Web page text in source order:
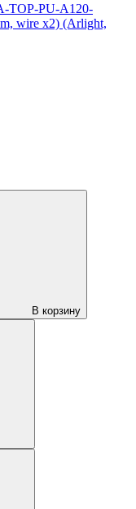
TOP-PU-A120-
wire x2) (Arlight,
В корзину